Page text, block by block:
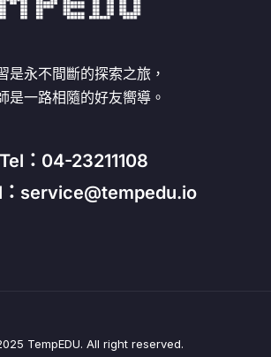
是永不間斷的探索之旅，
是一路相隨的好友嚮導。
Tel：04-23211108
service@tempedu.io
TempEDU. All right reserved.